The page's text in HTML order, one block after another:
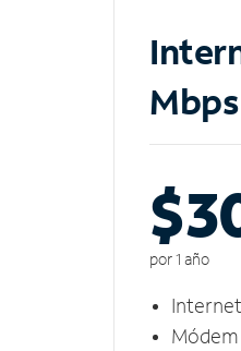
Mbps
por 1 año